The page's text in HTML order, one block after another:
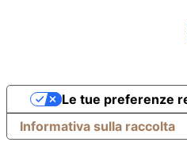
Informativa sulla raccolta
Le tue preferenze